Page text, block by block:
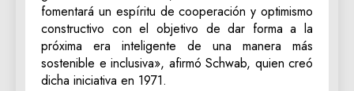
fomentará un espíritu de cooperación y optimismo
constructivo con el objetivo de dar forma a la
próxima era inteligente de una manera más
sostenible e inclusiva», afirmó Schwab, quien creó
dicha iniciativa en 1971.